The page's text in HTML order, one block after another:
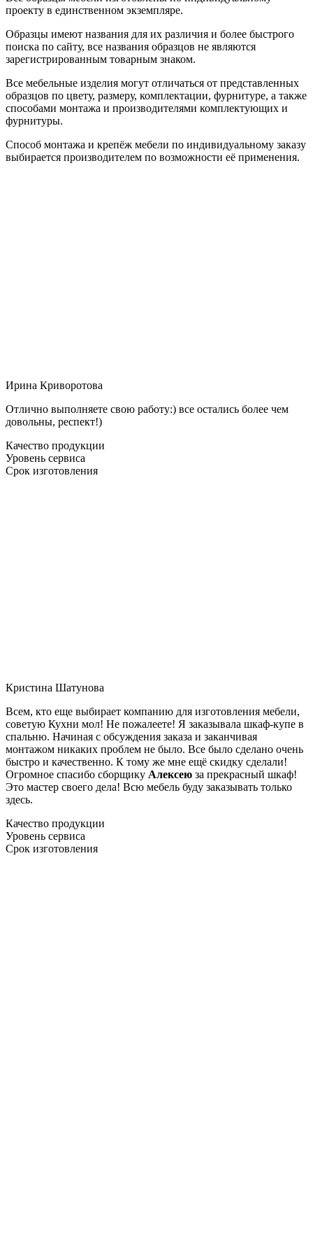
проекту в единственном экземпляре.
Образцы имеют названия для их различия и более быстрого
поиска по сайту, все названия образцов не являются
зарегистрированным товарным знаком.
Все мебельные изделия могут отличаться от представленных
образцов по цвету, размеру, комплектации, фурнитуре, а также
способами монтажа и производителями комплектующих и
фурнитуры.
Способ монтажа и крепёж мебели по индивидуальному заказу
выбирается производителем по возможности её применения.
Ирина Криворотова
Отлично выполняете свою работу:) все остались более чем
довольны, респект!)
Качество продукции
Уровень сервиса
Срок изготовления
Кристина Шатунова
Всем, кто еще выбирает компанию для изготовления мебели,
советую Кухни мол! Не пожалеете! Я заказывала шкаф-купе в
спальню. Начиная с обсуждения заказа и заканчивая
монтажом никаких проблем не было. Все было сделано очень
быстро и качественно. К тому же мне ещё скидку сделали!
Огромное спасибо сборщику Алексею за прекрасный шкаф!
Это мастер своего дела! Всю мебель буду заказывать только
здесь.
Качество продукции
Уровень сервиса
Срок изготовления